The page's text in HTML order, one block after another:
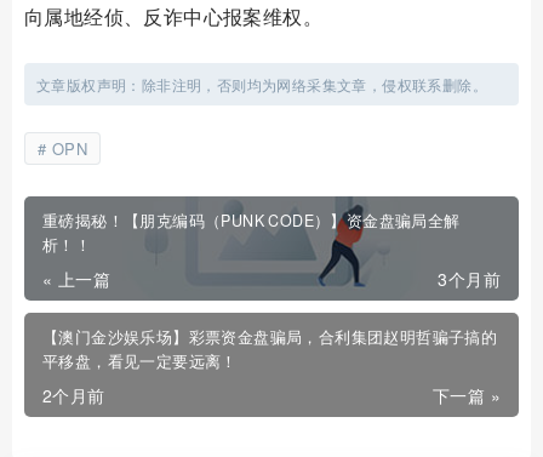
向属地经侦、反诈中心报案维权。
文章版权声明：除非注明，否则均为网络采集文章，侵权联系删除。
OPN
重磅揭秘！【朋克编码（PUNK CODE）】资金盘骗局全解
析！！
« 上一篇 3个月前
【澳门金沙娱乐场】彩票资金盘骗局，合利集团赵明哲骗子搞的
平移盘，看见一定要远离！
下一篇 »
2个月前